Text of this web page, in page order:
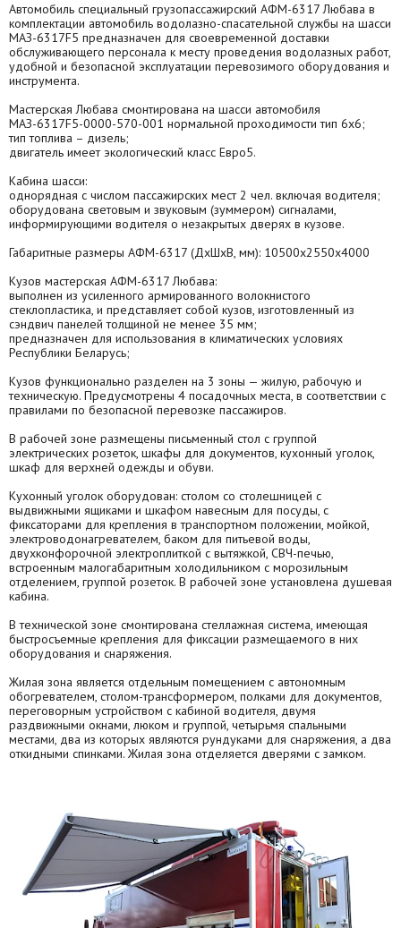
Автомобиль специальный грузопассажирский АФМ-6317 Любава в
комплектации автомобиль водолазно-спасательной службы на шасси
МАЗ-6317F5 предназначен для своевременной доставки
обслуживающего персонала к месту проведения водолазных работ,
удобной и безопасной эксплуатации перевозимого оборудования и
инструмента.
Мастерская Любава смонтирована на шасси автомобиля
МАЗ-6317F5-0000-570-001 нормальной проходимости тип 6х6;
тип топлива – дизель;
двигатель имеет экологический класс Евро5.
Кабина шасси:
однорядная с числом пассажирских мест 2 чел. включая водителя;
оборудована световым и звуковым (зуммером) сигналами,
информирующими водителя о незакрытых дверях в кузове.
Габаритные размеры АФМ-6317 (ДхШхВ, мм): 10500х2550х4000
Кузов мастерская АФМ-6317 Любава:
выполнен из усиленного армированного волокнистого
стеклопластика, и представляет собой кузов, изготовленный из
сэндвич панелей толщиной не менее 35 мм;
предназначен для использования в климатических условиях
Республики Беларусь;
Кузов функционально разделен на 3 зоны — жилую, рабочую и
техническую. Предусмотрены 4 посадочных места, в соответствии с
правилами по безопасной перевозке пассажиров.
В рабочей зоне размещены письменный стол с группой
электрических розеток, шкафы для документов, кухонный уголок,
шкаф для верхней одежды и обуви.
Кухонный уголок оборудован: столом со столешницей с
выдвижными ящиками и шкафом навесным для посуды, с
фиксаторами для крепления в транспортном положении, мойкой,
электроводонагревателем, баком для питьевой воды,
двухконфорочной электроплиткой с вытяжкой, СВЧ-печью,
встроенным малогабаритным холодильником с морозильным
отделением, группой розеток. В рабочей зоне установлена душевая
кабина.
В технической зоне смонтирована стеллажная система, имеющая
быстросъемные крепления для фиксации размещаемого в них
оборудования и снаряжения.
Жилая зона является отдельным помещением с автономным
обогревателем, столом-трансформером, полками для документов,
переговорным устройством с кабиной водителя, двумя
раздвижными окнами, люком и группой, четырьмя спальными
местами, два из которых являются рундуками для снаряжения, а два
откидными спинками. Жилая зона отделяется дверями с замком.